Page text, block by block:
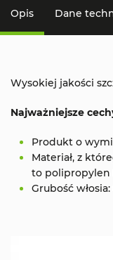
Opis Dane
Wysokiej jakości
Najważniejsze
Produkt o
Materiał, z
to polipropylen
Grubość